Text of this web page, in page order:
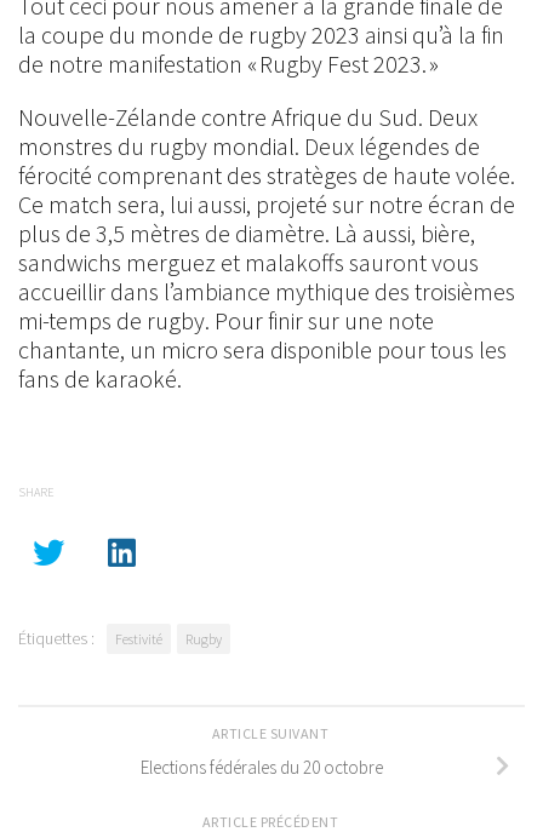
la coupe du monde de rugby 2023 ainsi qu’à la fin
de notre manifestation « Rugby Fest 2023. »
Nouvelle-Zélande contre Afrique du Sud. Deux
monstres du rugby mondial. Deux légendes de
férocité comprenant des stratèges de haute volée.
Ce match sera, lui aussi, projeté sur notre écran de
plus de 3,5 mètres de diamètre. Là aussi, bière,
sandwichs merguez et malakoffs sauront vous
accueillir dans l’ambiance mythique des troisièmes
mi-temps de rugby. Pour finir sur une note
chantante, un micro sera disponible pour tous les
fans de karaoké.
SHARE
Étiquettes : Festivité Rugby
ARTICLE SUIVANT
Elections fédérales du 20 octobre
ARTICLE PRÉCÉDENT